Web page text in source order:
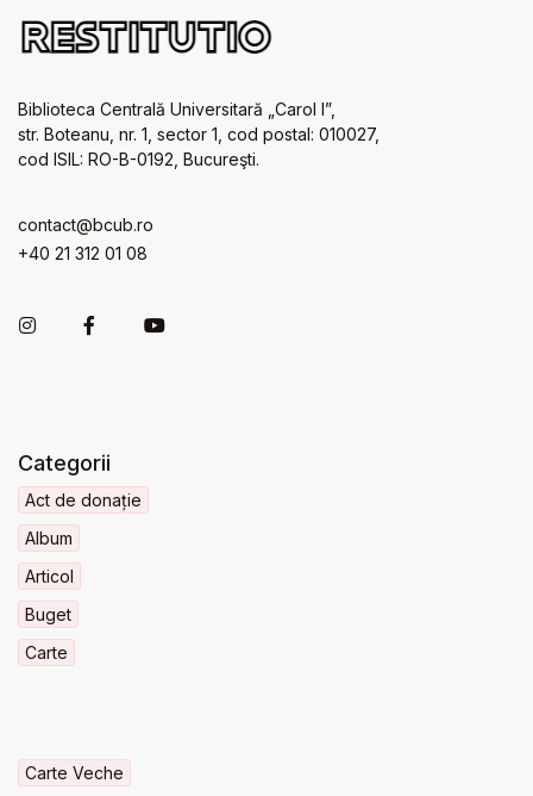
Biblioteca Centrală Universitară „Carol I”,
str. Boteanu, nr. 1, sector 1, cod postal: 010027,
cod ISIL: RO-B-0192, Bucureşti.
contact@bcub.ro
+40 21 312 01 08
Categorii
Act de donație
Album
Articol
Buget
Carte
Carte Veche